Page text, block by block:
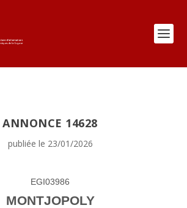
ANNONCE 14628
publiée le 23/01/2026
EGI03986
MONTJOPOLY